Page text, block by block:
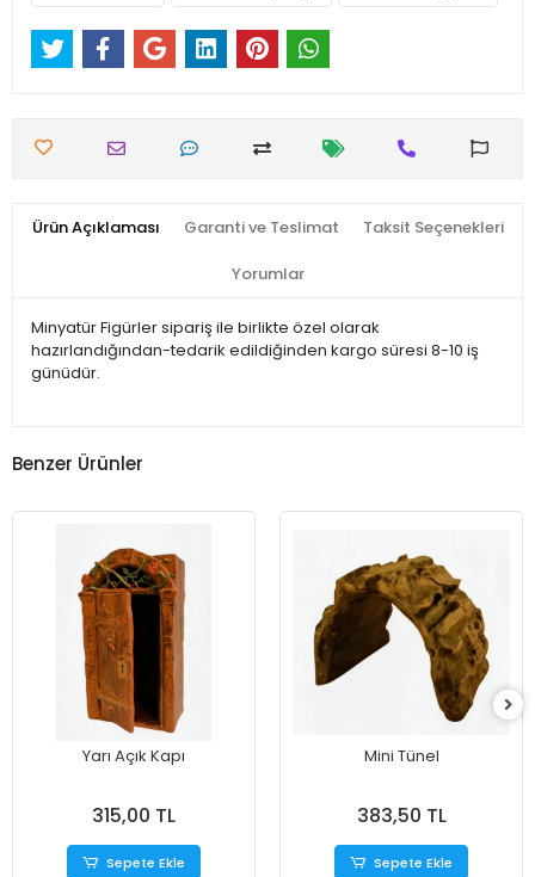
Ürün Açıklaması Garanti ve Teslimat Taksit Seçenekleri
Yorumlar
Minyatür Figürler sipariş ile birlikte özel olarak
hazırlandığından-tedarik edildiğinden kargo süresi 8-10 iş
günüdür.
Benzer Ürünler
Yarı Açık Kapı
315,00 TL
Sepete Ekle
Mini Tünel
383,50 TL
Sepete Ekle